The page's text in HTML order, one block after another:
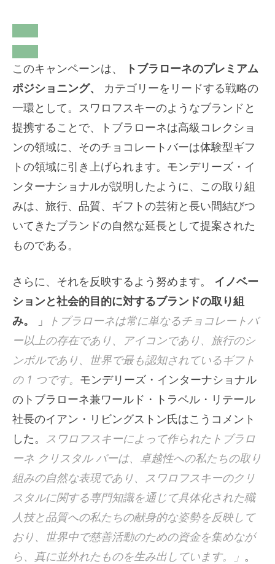
このキャンペーンは、
トブラローネのプレミアム
ポジショニング、 カテゴリーをリードする戦略の
一環として。スワロフスキーのようなブランドと
提携することで、トブラローネは高級コレクショ
ンの領域に、そのチョコレートバーは体験型ギフ
トの領域に引き上げられます。モンデリーズ・イ
ンターナショナルが説明したように、この取り組
みは、旅行、品質、ギフトの芸術と長い間結びつ
いてきたブランドの自然な延長として提案された
ものである。
さらに、それを反映するよう努めます。
イノベー
ションと社会的目的に対するブランドの取り組
み。
」
トブラローネは常に単なるチョコレートバ
ー以上の存在であり、アイコンであり、旅行のシ
ンボルであり、世界で最も認知されているギフト
の 1 つです。 モンデリーズ・インターナショナル
のトブラローネ兼ワールド・トラベル・リテール
社長のイアン・リビングストン氏はこうコメント
した。 スワロフスキーによって作られたトブラロ
ーネ クリスタル バーは、卓越性への私たちの取り
組みの自然な表現であり、スワロフスキーのクリ
スタルに関する専門知識を通じて具体化された職
人技と品質への私たちの献身的な姿勢を反映して
おり、世界中で慈善活動のための資金を集めなが
ら、真に並外れたものを生み出しています。」 。